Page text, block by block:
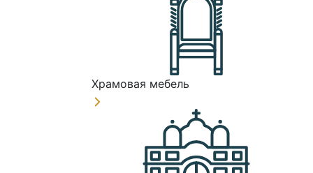
Храмовая мебель